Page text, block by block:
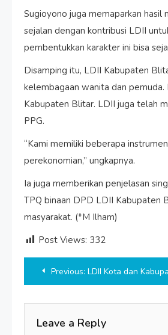
Sugioyono juga memaparkan hasil
sejalan dengan kontribusi LDII
pembentukkan karakter ini bisa
Disamping itu, LDII Kabupaten
kelembagaan wanita dan
Kabupaten Blitar. LDII juga telah
PPG.
“Kami memiliki beberapa
perekonomian,” ungkapnya.
Ia juga memberikan penjelasan
TPQ binaan DPD LDII Kabupaten
masyarakat. (*M Ilham)
Post Views: 332
Post
navigation
Previous: LDII Kota dan Kabupaten
Leave a Reply